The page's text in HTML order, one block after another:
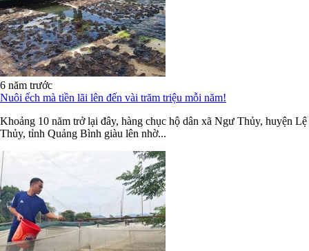
6 năm trước
Nuôi ếch mà tiền lãi lên đến vài trăm triệu mỗi năm!
Khoảng 10 năm trở lại đây, hàng chục hộ dân xã Ngư Thủy, huyện Lệ
Thủy, tỉnh Quảng Bình giàu lên nhờ...